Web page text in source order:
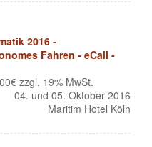
2016 -
Fahren - eCall -
zzgl. 19% MwSt.
04. und 05. Oktober 2016
Maritim Hotel Köln